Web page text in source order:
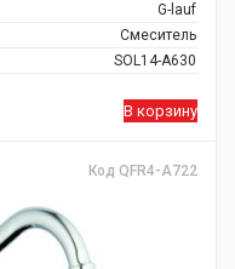
G-lauf
Смеситель
SOL14-A630
В корзину
Код QFR4-A722